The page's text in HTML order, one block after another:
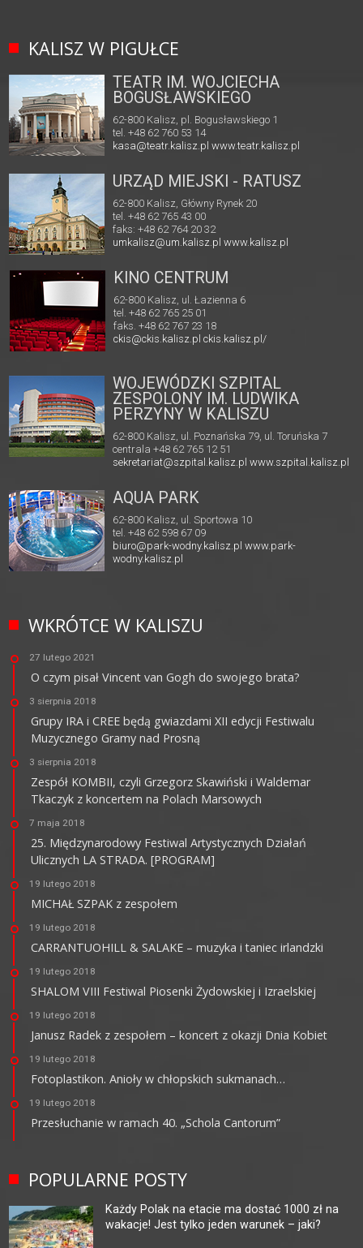
KALISZ W PIGUŁCE
TEATR IM. WOJCIECHA
BOGUSŁAWSKIEGO
62-800 Kalisz, pl. Bogusławskiego 1
tel. +48 62 760 53 14
kasa@teatr.kalisz.pl www.teatr.kalisz.pl
URZĄD MIEJSKI - RATUSZ
62-800 Kalisz, Główny Rynek 20
tel. +48 62 765 43 00
faks: +48 62 764 20 32
umkalisz@um.kalisz.plwww.kalisz.pl
KINO CENTRUM
62-800 Kalisz, ul. Łazienna 6
tel. +48 62 765 25 01
faks. +48 62 767 23 18
ckis@ckis.kalisz.pl ckis.kalisz.pl/
WOJEWÓDZKI SZPITAL
ZESPOLONY IM. LUDWIKA
PERZYNY W KALISZU
62-800 Kalisz, ul. Poznańska 79, ul. Toruńska 7
centrala +48 62 765 12 51
sekretariat@szpital.kalisz.pl www.szpital.kalisz.pl
AQUA PARK
62-800 Kalisz, ul. Sportowa 10
tel. +48 62 598 67 09
biuro@park-wodny.kalisz.pl www.park-
wodny.kalisz.pl
WKRÓTCE W KALISZU
27 lutego 2021
O czym pisał Vincent van Gogh do swojego brata?
3 sierpnia 2018
Grupy IRA i CREE będą gwiazdami XII edycji Festiwalu
Muzycznego Gramy nad Prosną
3 sierpnia 2018
Zespół KOMBII, czyli Grzegorz Skawiński i Waldemar
Tkaczyk z koncertem na Polach Marsowych
7 maja 2018
25. Międzynarodowy Festiwal Artystycznych Działań
Ulicznych LA STRADA. [PROGRAM]
19 lutego 2018
MICHAŁ SZPAK z zespołem
19 lutego 2018
CARRANTUOHILL & SALAKE – muzyka i taniec irlandzki
19 lutego 2018
SHALOM VIII Festiwal Piosenki Żydowskiej i Izraelskiej
19 lutego 2018
Janusz Radek z zespołem – koncert z okazji Dnia Kobiet
19 lutego 2018
Fotoplastikon. Anioły w chłopskich sukmanach…
19 lutego 2018
Przesłuchanie w ramach 40. „Schola Cantorum”
POPULARNE POSTY
Każdy Polak na etacie ma dostać 1000 zł na
wakacje! Jest tylko jeden warunek – jaki?